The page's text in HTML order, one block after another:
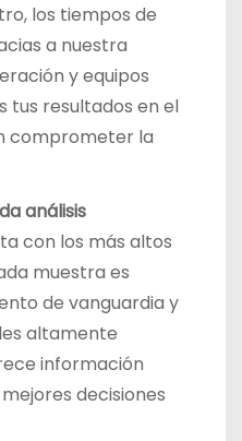
los tiempos de
a nuestra
y equipos
tus resultados en el
comprometer la
análisis
con los más altos
muestra es
de vanguardia y
altamente
información
decisiones